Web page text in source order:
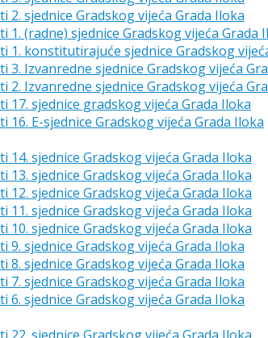
2. sjednice Gradskog vijeća Grada Iloka
1. (radne) sjednice Gradskog vijeća Grada
1. konstitutirajuće sjednice Gradskog
3. Izvanredne sjednice Gradskog vijeća
2. Izvanredne sjednice Gradskog vijeća
17. sjednice gradskog vijeća Grada Iloka
16. E-sjednice Gradskog vijeća Grada Iloka
14. sjednice Gradskog vijeća Grada Iloka
13. sjednice Gradskog vijeća Grada Iloka
12. sjednice Gradskog vijeća Grada Iloka
11. sjednice Gradskog vijeća Grada Iloka
10. sjednice Gradskog vijeća Grada Iloka
9. sjednice Gradskog vijeća Grada Iloka
8. sjednice Gradskog vijeća Grada Iloka
7. sjednice Gradskog vijeća Grada Iloka
6. sjednice Gradskog vijeća Grada Iloka